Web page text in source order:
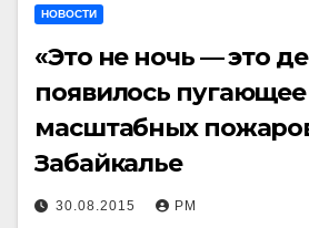
НОВОСТИ
«Это не ночь — это
появилось
масштабных
Забайкалье
30.08.2015 РМ